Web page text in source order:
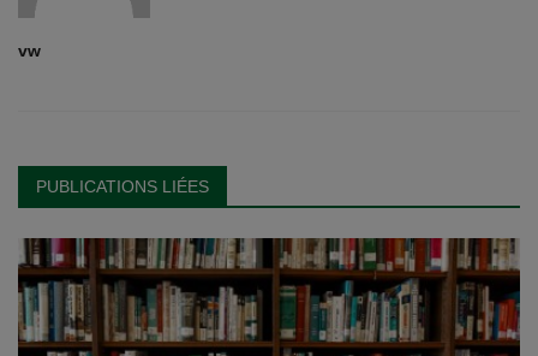
vw
PUBLICATIONS LIÉES